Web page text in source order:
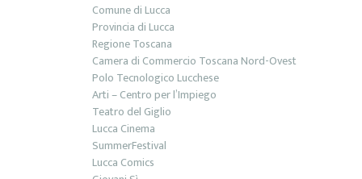
Comune di Lucca
Provincia di Lucca
Regione Toscana
Camera di Commercio Toscana Nord-Ovest
Polo Tecnologico Lucchese
Arti – Centro per l’Impiego
Teatro del Giglio
Lucca Cinema
SummerFestival
Lucca Comics